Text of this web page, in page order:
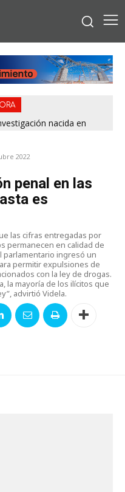
nacida en
2022
penal en las
es
las cifras entregadas por
permanecen en calidad de
parlamentario ingresó un
permitir expulsiones de
con la ley de drogas.
la mayoría de los ilícitos que
advirtió Videla.